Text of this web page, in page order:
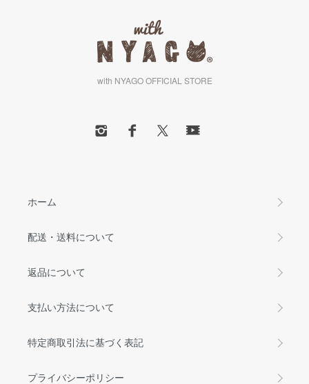
with NYAGO OFFICIAL STORE
ホーム
配送・送料について
返品について
支払い方法について
特定商取引法に基づく表記
プライバシーポリシー